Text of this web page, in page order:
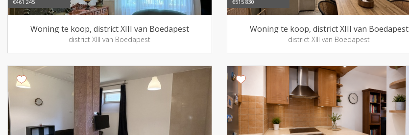
€461 245
Woning te koop, district XIII van Boedapest
district XIII van Boedapest
€515 830
Woning te koop, district XIII van Boedapest
district XIII van Boedapest